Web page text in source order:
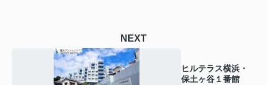
NEXT
ヒルテラス横浜・
保土ヶ谷１番館